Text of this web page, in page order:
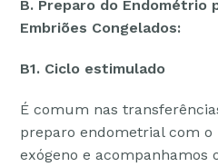
B. Preparo do Endométrio
Embriões Congelados:
B1. Ciclo estimulado
É comum nas
preparo endometrial com
exógeno e acompanhamos